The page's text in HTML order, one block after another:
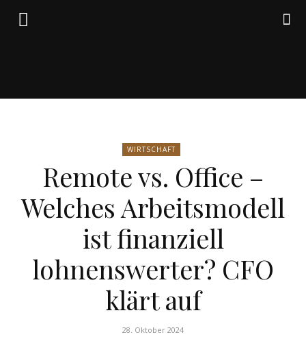
Friedrich
von
Weik
WIRTSCHAFT
Remote vs. Office –
Welches Arbeitsmodell
ist finanziell
lohnenswerter? CFO
klärt auf
28. Oktober 2024